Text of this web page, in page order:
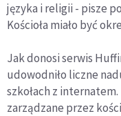
języka i religii - pisze
Kościoła miało być
Jak donosi serwis
udowodniło liczne
szkołach z
zarządzane przez